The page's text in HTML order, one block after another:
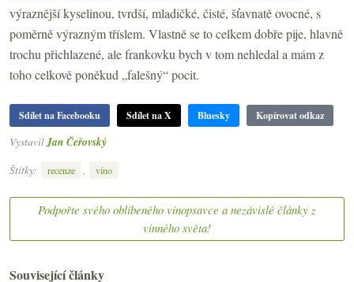
výraznější kyselinou, tvrdší, mladičké, čisté, šťavnatě ovocné, s
poměrně výrazným tříslem. Vlastně se to celkem dobře pije, hlavně
trochu přichlazené, ale frankovku bych v tom nehledal a mám z
toho celkově poněkud „falešný“ pocit.
Sdílet na Facebooku Sdílet na X Bluesky Kopírovat odkaz
Vystavil Jan Čeřovský
Štítky:
recenze , víno
Podpořte svého oblíbeného vínopsavce a nezávislé články z
vinného světa!
Související články